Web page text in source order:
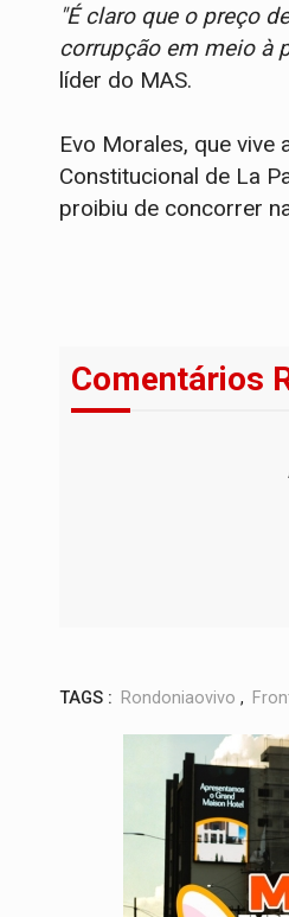
"É claro que o preço
corrupção em meio à
líder do MAS.
Evo Morales, que vive
Constitucional de La
proibiu de concorrer
Comentários
TAGS : Rondoniaovivo ,